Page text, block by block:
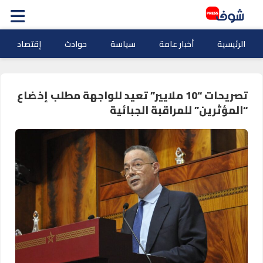
الرئيسية أخبار عامة سياسة حوادث إقتصاد
تصريحات “10 ملايير” تعيد للواجهة مطلب إخضاع
“المؤثرين” للمراقبة الجبائية